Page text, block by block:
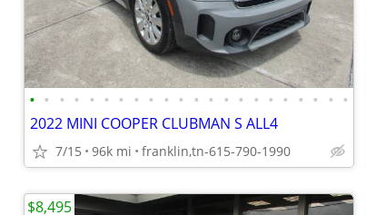
• • • • • • • • • • • • • • • • • • • • • •
2022 MINI COOPER CLUBMAN S ALL4
7/15 96k mi franklin,tn-615-790-1990
$8,495